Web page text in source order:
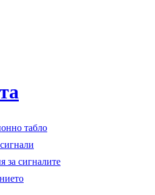
табло
за сигналите